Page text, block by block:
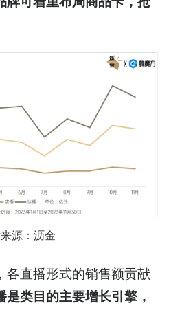
源：沥金
各直播形式的销售额贡献
是类目的主要增长引擎，